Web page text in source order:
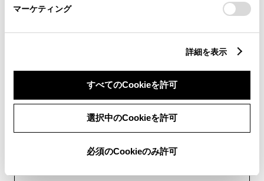
マーケティング
詳細を表示
すべてのCookieを許可
選択中のCookieを許可
必須のCookieのみ許可
ではお客様のお名前でのご注文
状況が分かりかねます）
純正部品の品番、価格、取り付
け工賃等の詳細情報（部品の販
売、取り付け等は販売店を窓口
にご相談いただけますと幸いで
す）
トヨタ販売店へのお問い合わせ